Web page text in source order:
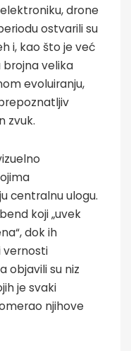
drone
ostvarili su
i, kao što je već
brojna velika
evoluiranju,
zvuk.
centralnu ulogu.
koji „uvek
dok ih
vernosti
objavili su niz
je svaki
njihove